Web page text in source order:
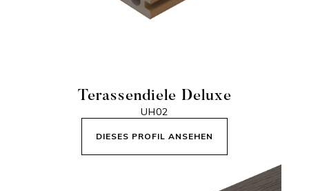
Terassendiele Deluxe
UH02
DIESES PROFIL ANSEHEN